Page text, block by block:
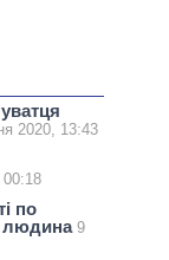
2020, 13:43
00:18
по
людина 9